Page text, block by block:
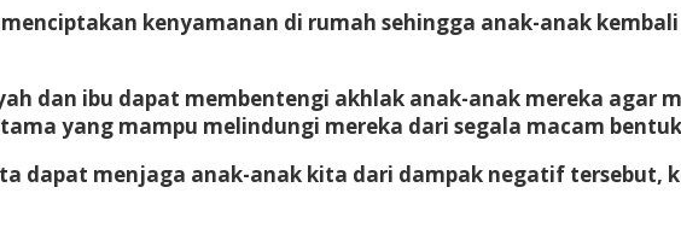
kenyamanan di rumah sehingga anak-anak
dan ibu dapat membentengi akhlak anak-anak mereka agar
yang mampu melindungi mereka dari segala macam
dapat menjaga anak-anak kita dari dampak negatif